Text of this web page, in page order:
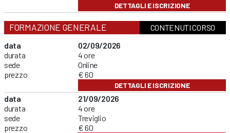
DETTAGLI E ISCRIZIONE
FORMAZIONE GENERALE
CONTENUTI CORSO
data
durata
sede
prezzo
02/09/2026
4 ore
Online
€ 60
DETTAGLI E ISCRIZIONE
data
durata
sede
prezzo
21/09/2026
4 ore
Treviglio
€ 60